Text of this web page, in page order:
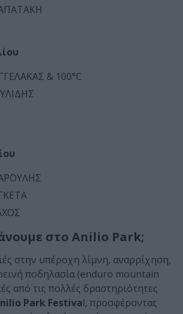
& 100°C
στο Anilio Park;
στην υπέροχη λίμνη, αναρρίχηση,
ποδηλασία (enduro mountain
από τις πολλές δραστηριότητες
Park Festival, προσφέροντας